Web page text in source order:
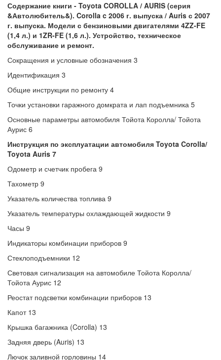
Содержание книги - Toyota COROLLA / AURIS (серия
&Автолюбитель&). Corolla c 2006 г. выпуска / Auris с 2007
г. выпуска. Модели с бензиновыми двигателями 4ZZ-FE
(1,4 л.) и 1ZR-FE (1,6 л.). Устройство, техническое
обслуживание и ремонт.
Сокращения и условные обозначения 3
Идентификация 3
Общие инструкции по ремонту 4
Точки установки гаражного домкрата и лап подъемника 5
Основные параметры автомобиля Тойота Королла/ Тойота
Аурис 6
Инструкция по эксплуатации автомобиля Toyota Corolla/
Toyota Auris 7
Одометр и счетчик пробега 9
Тахометр 9
Указатель количества топлива 9
Указатель температуры охлаждающей жидкости 9
Часы 9
Индикаторы комбинации приборов 9
Стеклоподъемники 12
Световая сигнализация на автомобиле Тойота Королла/
Тойота Аурис 12
Реостат подсветки комбинации приборов 13
Капот 13
Крышка багажника (Corolla) 13
Задняя дверь (Auris) 13
Лючок заливной горловины 14